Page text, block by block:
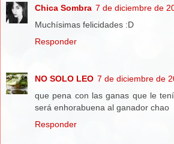
Chica Sombra 7 de diciembre de
Muchísimas felicidades :D
Responder
NO SOLO LEO 7 de diciembre de
que pena con las ganas que le
será enhorabuena al ganador chao
Responder